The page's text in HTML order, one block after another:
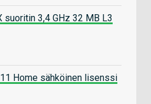
suoritin 3,4 GHz 32 MB L3
Home sähköinen lisenssi